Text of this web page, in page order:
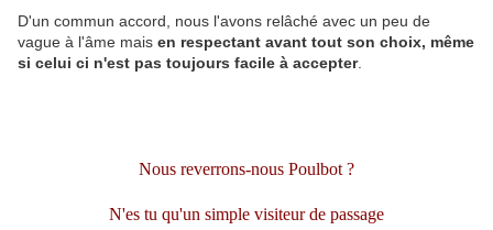
D'un commun accord, nous l'avons relâché avec un peu de
vague à l'âme mais en respectant avant tout son choix, même
si celui ci n'est pas toujours facile à accepter.
Nous reverrons-nous Poulbot ?
N'es tu qu'un simple visiteur de passage